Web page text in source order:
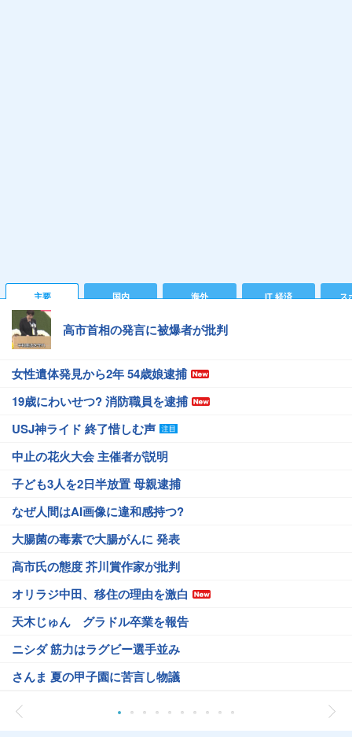
主要 国内 海外 IT 経済 ス
高市首相の発言に被爆者が批判
女性遺体発見から2年 54歳娘逮捕
19歳にわいせつ? 消防職員を逮捕
USJ神ライド 終了惜しむ声
中止の花火大会 主催者が説明
子ども3人を2日半放置 母親逮捕
なぜ人間はAI画像に違和感持つ?
大腸菌の毒素で大腸がんに 発表
高市氏の態度 芥川賞作家が批判
オリラジ中田、移住の理由を激白
天木じゅん グラドル卒業を報告
ニシダ 筋力はラグビー選手並み
さんま 夏の甲子園に苦言し物議